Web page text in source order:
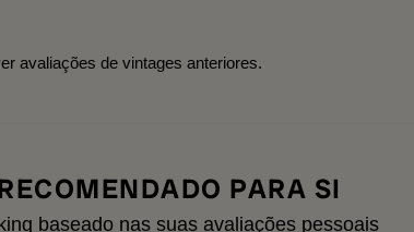
avaliações de vintages anteriores.
PARA SI
baseado nas suas avaliações pessoais